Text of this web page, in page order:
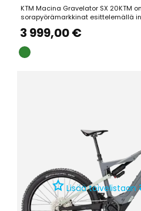
KTM Macina Gravelator SX 20KTM
sorapyörämarkkinat esittelemällä
Light-sarjan sähkösorapyörät
3 999,00 €
Lisää toivelistaan